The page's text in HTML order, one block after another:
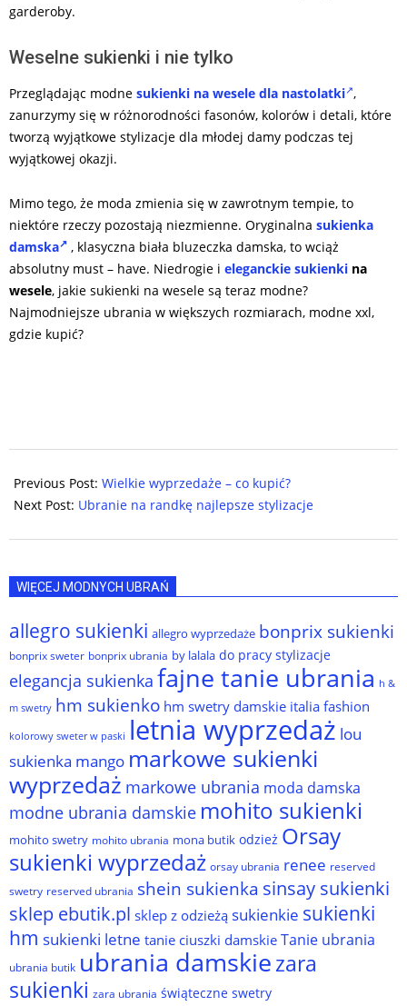
garderoby.
Weselne sukienki i nie tylko
Przeglądając modne sukienki na wesele dla nastolatki ,
zanurzymy się w różnorodności fasonów, kolorów i detali, które
tworzą wyjątkowe stylizacje dla młodej damy podczas tej
wyjątkowej okazji.
Mimo tego, że moda zmienia się w zawrotnym tempie, to
niektóre rzeczy pozostają niezmienne. Oryginalna sukienka
damska
, klasyczna biała bluzeczka damska, to wciąż
absolutny must – have. Niedrogie i eleganckie sukienki na
wesele, jakie sukienki na wesele są teraz modne?
Najmodniejsze ubrania w większych rozmiarach, modne xxl,
gdzie kupić?
10-
15
Previous Post: Wielkie wyprzedaże – co kupić?
Next Post: Ubranie na randkę najlepsze stylizacje
WIĘCEJ MODNYCH UBRAŃ
allegro sukienki allegro wyprzedaże bonprix sukienki
bonprix sweter bonprix ubrania by lalala do pracy stylizacje
elegancja sukienka fajne tanie ubrania h &
m swetry hm sukienko hm swetry damskie italia fashion
kolorowy sweter w paski letnia wyprzedaż lou
sukienka mango markowe sukienki
wyprzedaż markowe ubrania moda damska
modne ubrania damskie mohito sukienki
mohito swetry mohito ubrania mona butik odzież Orsay
sukienki wyprzedaż orsay ubrania renee reserved
swetry reserved ubrania shein sukienka sinsay sukienki
sklep ebutik.pl sklep z odzieżą sukienkie sukienki
hm sukienki letne tanie ciuszki damskie Tanie ubrania
ubrania butik ubrania damskiezara
sukienki zara ubrania świąteczne swetry